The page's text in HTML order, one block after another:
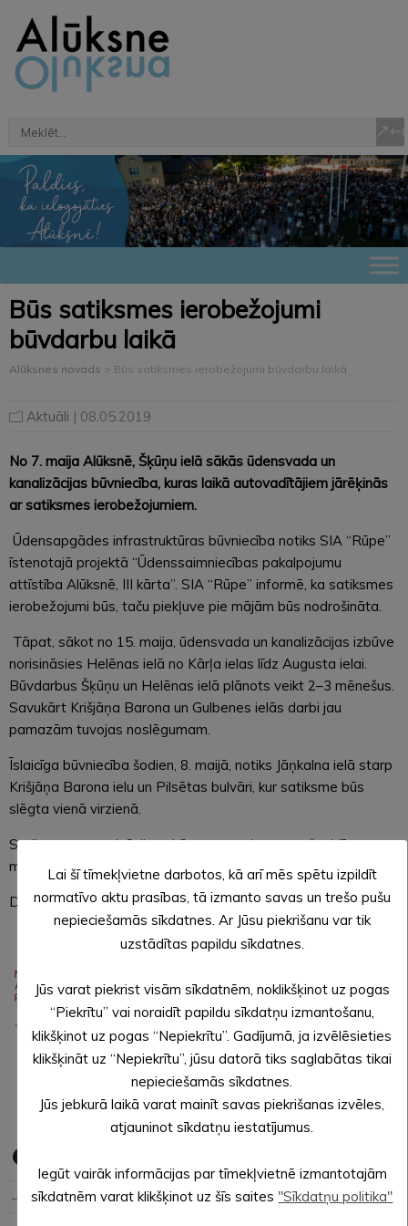
Būs satiksmes ierobežojumi
būvdarbu laikā
Alūksnes novads > Būs satiksmes ierobežojumi būvdarbu laikā
Aktuāli | 08.05.2019
No 7. maija Alūksnē, Šķūņu ielā sākās ūdensvada un
kanalizācijas būvniecība, kuras laikā autovadītājiem jārēķinās
ar satiksmes ierobežojumiem.
Ūdensapgādes infrastruktūras būvniecība notiks SIA “Rūpe”
īstenotajā projektā “Ūdenssaimniecības pakalpojumu
attīstība Alūksnē, III kārta”. SIA “Rūpe” informē, ka satiksmes
ierobežojumi būs, taču piekļuve pie mājām būs nodrošināta.
Tāpat, sākot no 15. maija, ūdensvada un kanalizācijas izbūve
norisināsies Helēnas ielā no Kārļa ielas līdz Augusta ielai.
Būvdarbus Šķūņu un Helēnas ielā plānots veikt 2–3 mēnešus.
Savukārt Krišjāņa Barona un Gulbenes ielās darbi jau
pamazām tuvojas noslēgumam.
Īslaicīga būvniecība šodien, 8. maijā, notiks Jāņkalna ielā starp
Krišjāņa Barona ielu un Pilsētas bulvāri, kur satiksme būs
slēgta vienā virzienā.
Satiksmes organizācijas shēmas atrodamas pašvaldības
mājaslapā.
Darbu šajā projektā veic SIA “Woltec”.
Sagatavoja: Sanita PĀSA,
Alūksnes novada pašvaldības sabiedrisko attiecību
speciāliste
← Iepriekšējā ziņa Nākošā ziņa →
Lai šī tīmekļvietne darbotos, kā arī mēs spētu izpildīt
normatīvo aktu prasības, tā izmanto savas un trešo pušu
nepieciešamās sīkdatnes. Ar Jūsu piekrišanu var tik
uzstādītas papildu sīkdatnes.
Jūs varat piekrist visām sīkdatnēm, noklikšķinot uz pogas
“Piekrītu” vai noraidīt papildu sīkdatņu izmantošanu,
klikšķinot uz pogas “Nepiekrītu”. Gadījumā, ja izvēlēsieties
klikšķināt uz “Nepiekrītu”, jūsu datorā tiks saglabātas tikai
nepieciešamās sīkdatnes.
Jūs jebkurā laikā varat mainīt savas piekrišanas izvēles,
atjauninot sīkdatņu iestatījumus.
Iegūt vairāk informācijas par tīmekļvietnē izmantotajām
sīkdatnēm varat klikšķinot uz šīs saites "Sīkdatņu politika"